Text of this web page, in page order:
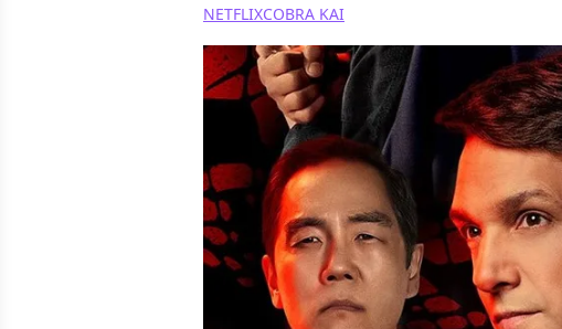
NETFLIXCOBRA KAI